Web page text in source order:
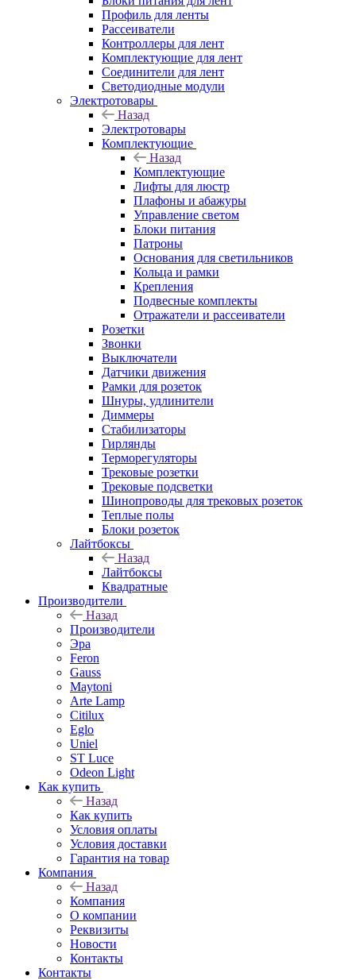
Профиль для ленты
Рассеиватели
Контроллеры для лент
Комплектующие для лент
Соединители для лент
Светодиодные модули
Электротовары
Назад
Электротовары
Комплектующие
Назад
Комплектующие
Лифты для люстр
Плафоны и абажуры
Управление светом
Блоки питания
Патроны
Основания для светильников
Кольца и рамки
Крепления
Подвесные комплекты
Отражатели и рассеиватели
Розетки
Звонки
Выключатели
Датчики движения
Рамки для розеток
Шнуры, удлинители
Диммеры
Стабилизаторы
Гирлянды
Терморегуляторы
Трековые розетки
Трековые подсветки
Шинопроводы для трековых розеток
Теплые полы
Блоки розеток
Лайтбоксы
Назад
Лайтбоксы
Квадратные
Производители
Назад
Производители
Эра
Feron
Gauss
Maytoni
Arte Lamp
Citilux
Eglo
Uniel
ST Luce
Odeon Light
Как купить
Назад
Как купить
Условия оплаты
Условия доставки
Гарантия на товар
Компания
Назад
Компания
О компании
Реквизиты
Новости
Контакты
Контакты